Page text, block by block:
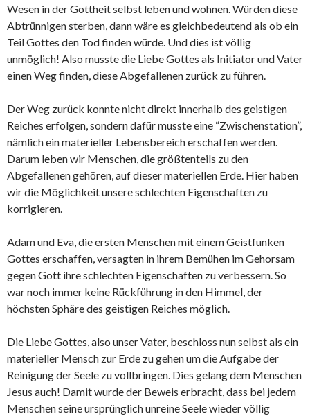
Wesen in der Gottheit selbst leben und wohnen. Würden diese
Abtrünnigen sterben, dann wäre es gleichbedeutend als ob ein
Teil Gottes den Tod finden würde. Und dies ist völlig
unmöglich! Also musste die Liebe Gottes als Initiator und Vater
einen Weg finden, diese Abgefallenen zurück zu führen.
Der Weg zurück konnte nicht direkt innerhalb des geistigen
Reiches erfolgen, sondern dafür musste eine “Zwischenstation”,
nämlich ein materieller Lebensbereich erschaffen werden.
Darum leben wir Menschen, die größtenteils zu den
Abgefallenen gehören, auf dieser materiellen Erde. Hier haben
wir die Möglichkeit unsere schlechten Eigenschaften zu
korrigieren.
Adam und Eva, die ersten Menschen mit einem Geistfunken
Gottes erschaffen, versagten in ihrem Bemühen im Gehorsam
gegen Gott ihre schlechten Eigenschaften zu verbessern. So
war noch immer keine Rückführung in den Himmel, der
höchsten Sphäre des geistigen Reiches möglich.
Die Liebe Gottes, also unser Vater, beschloss nun selbst als ein
materieller Mensch zur Erde zu gehen um die Aufgabe der
Reinigung der Seele zu vollbringen. Dies gelang dem Menschen
Jesus auch! Damit wurde der Beweis erbracht, dass bei jedem
Menschen seine ursprünglich unreine Seele wieder völlig